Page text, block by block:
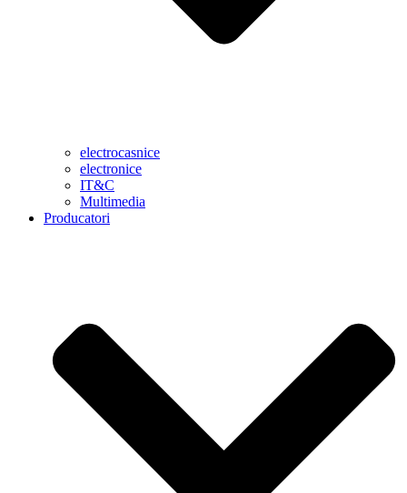
electrocasnice
electronice
IT&C
Multimedia
Producatori